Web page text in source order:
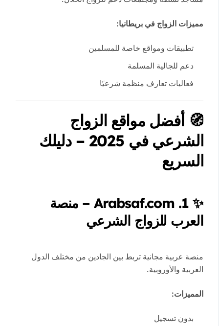
مميزات الزواج في بريطانيا:
تطبيقات ومواقع خاصة للمسلمين
دعم للجالية المسلمة
فعاليات تعارف منظمة شرعيًا
🧭أفضل مواقع الزواج
الشرعي في 2025 – دليلك
السريع
✨
1. Arabsaf.com – منصة
العرب للزواج الشرعي
منصة عربية مجانية تربط بين الجادين من مختلف الدول
العربية والأوروبية.
المميزات:
بدون تسجيل